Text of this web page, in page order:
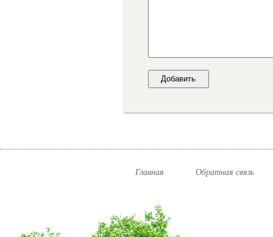
Главная Обратная связь